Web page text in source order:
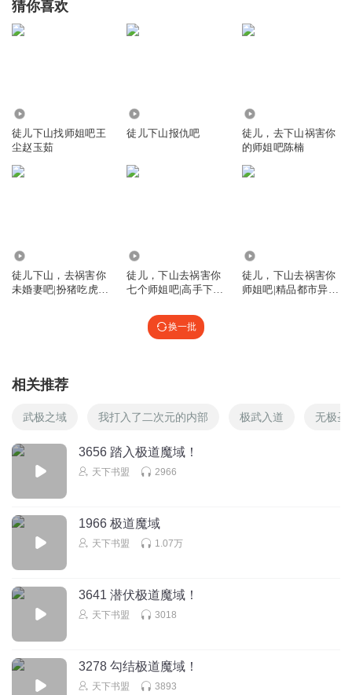
猜你喜欢
徒儿下山找师姐吧王
尘赵玉茹
徒儿下山报仇吧
徒儿，去下山祸害你
的师姐吧陈楠
徒儿下山，去祸害你
未婚妻吧|扮猪吃虎|
徒儿，下山去祸害你
七个师姐吧|高手下
徒儿，下山去祸害你
师姐吧|精品都市异能
换一批
相关推荐
武极之域 我打入了二次元的内部 极武入道 无极圣
3656 踏入极道魔域！
天下书盟 2966
1966 极道魔域
天下书盟 1.07万
3641 潜伏极道魔域！
天下书盟 3018
3278 勾结极道魔域！
天下书盟 3893